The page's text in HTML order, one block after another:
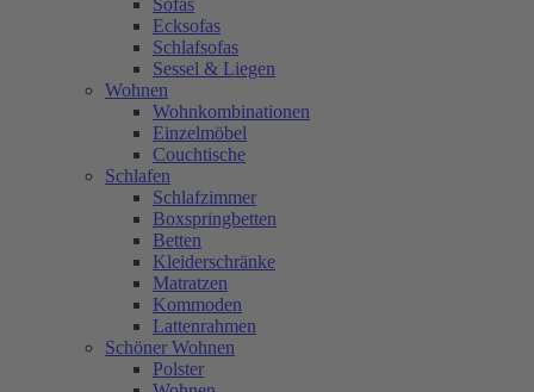
Ecksofas
Schlafsofas
Sessel & Liegen
Wohnen
Wohnkombinationen
Einzelmöbel
Couchtische
Schlafen
Schlafzimmer
Boxspringbetten
Betten
Kleiderschränke
Matratzen
Kommoden
Lattenrahmen
Schöner Wohnen
Polster